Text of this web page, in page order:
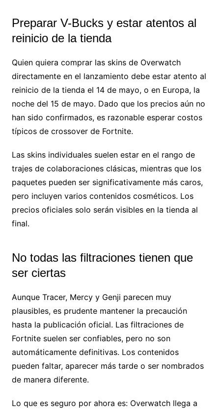
Preparar V-Bucks y estar atentos al
reinicio de la tienda
Quien quiera comprar las skins de Overwatch
directamente en el lanzamiento debe estar atento al
reinicio de la tienda el 14 de mayo, o en Europa, la
noche del 15 de mayo. Dado que los precios aún no
han sido confirmados, es razonable esperar costos
típicos de crossover de Fortnite.
Las skins individuales suelen estar en el rango de
trajes de colaboraciones clásicas, mientras que los
paquetes pueden ser significativamente más caros,
pero incluyen varios contenidos cosméticos. Los
precios oficiales solo serán visibles en la tienda al
final.
No todas las filtraciones tienen que
ser ciertas
Aunque Tracer, Mercy y Genji parecen muy
plausibles, es prudente mantener la precaución
hasta la publicación oficial. Las filtraciones de
Fortnite suelen ser confiables, pero no son
automáticamente definitivas. Los contenidos
pueden faltar, aparecer más tarde o ser nombrados
de manera diferente.
Lo que es seguro por ahora es: Overwatch llega a